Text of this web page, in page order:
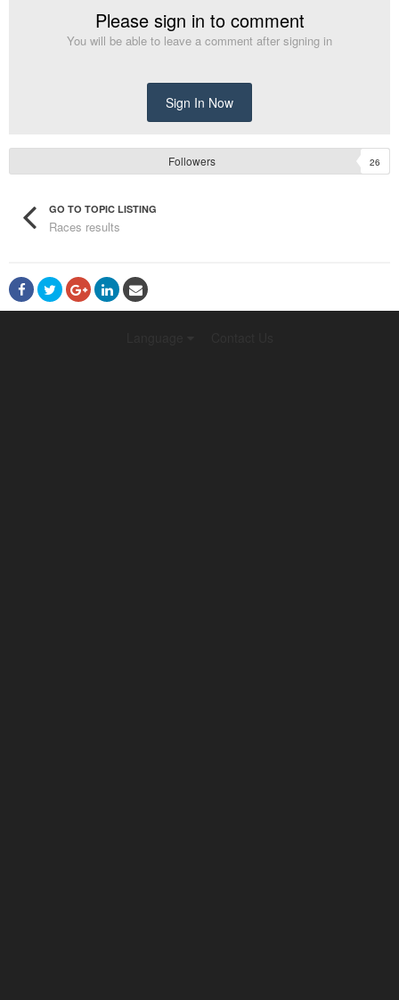
Please sign in to comment
You will be able to leave a comment after signing in
Sign In Now
Followers 26
GO TO TOPIC LISTING
Races results